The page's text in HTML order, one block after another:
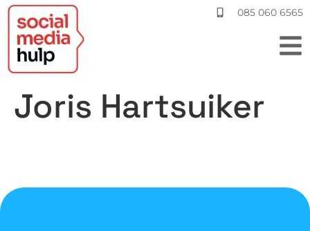
085 060 6565
Joris Hartsuiker